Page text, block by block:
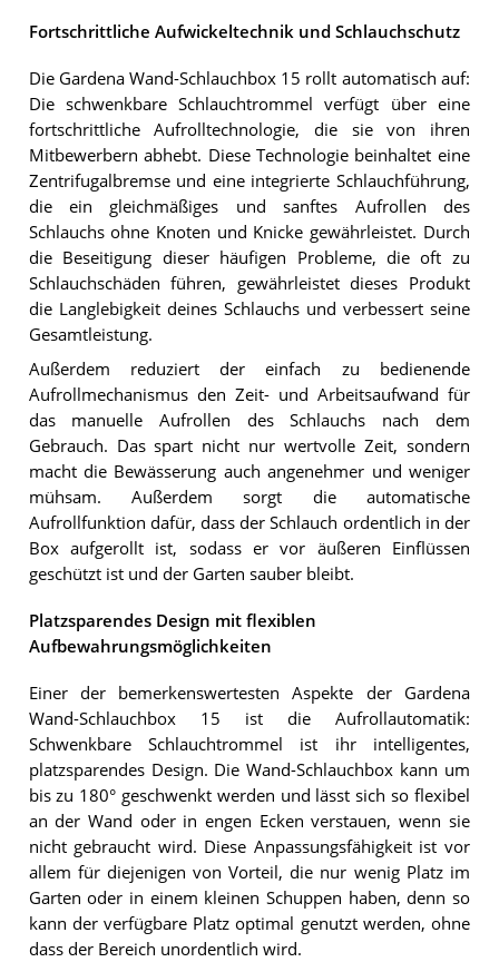
Fortschrittliche Aufwickeltechnik und Schlauchschutz
Die Gardena Wand-Schlauchbox 15 rollt automatisch auf:
Die schwenkbare Schlauchtrommel verfügt über eine
fortschrittliche Aufrolltechnologie, die sie von ihren
Mitbewerbern abhebt. Diese Technologie beinhaltet eine
Zentrifugalbremse und eine integrierte Schlauchführung,
die ein gleichmäßiges und sanftes Aufrollen des
Schlauchs ohne Knoten und Knicke gewährleistet. Durch
die Beseitigung dieser häufigen Probleme, die oft zu
Schlauchschäden führen, gewährleistet dieses Produkt
die Langlebigkeit deines Schlauchs und verbessert seine
Gesamtleistung.
Außerdem reduziert der einfach zu bedienende
Aufrollmechanismus den Zeit- und Arbeitsaufwand für
das manuelle Aufrollen des Schlauchs nach dem
Gebrauch. Das spart nicht nur wertvolle Zeit, sondern
macht die Bewässerung auch angenehmer und weniger
mühsam. Außerdem sorgt die automatische
Aufrollfunktion dafür, dass der Schlauch ordentlich in der
Box aufgerollt ist, sodass er vor äußeren Einflüssen
geschützt ist und der Garten sauber bleibt.
Platzsparendes Design mit flexiblen
Aufbewahrungsmöglichkeiten
Einer der bemerkenswertesten Aspekte der Gardena
Wand-Schlauchbox 15 ist die Aufrollautomatik:
Schwenkbare Schlauchtrommel ist ihr intelligentes,
platzsparendes Design. Die Wand-Schlauchbox kann um
bis zu 180° geschwenkt werden und lässt sich so flexibel
an der Wand oder in engen Ecken verstauen, wenn sie
nicht gebraucht wird. Diese Anpassungsfähigkeit ist vor
allem für diejenigen von Vorteil, die nur wenig Platz im
Garten oder in einem kleinen Schuppen haben, denn so
kann der verfügbare Platz optimal genutzt werden, ohne
dass der Bereich unordentlich wird.